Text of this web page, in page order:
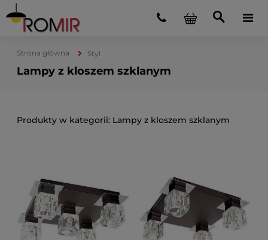
Strona główna Styl
Lampy z kloszem szklanym
Lampy z kloszem szklanym